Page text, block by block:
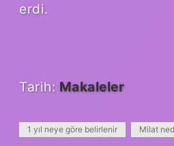
erdi.
Tarih: Makaleler
1 yıl neye göre belirlenir Milat